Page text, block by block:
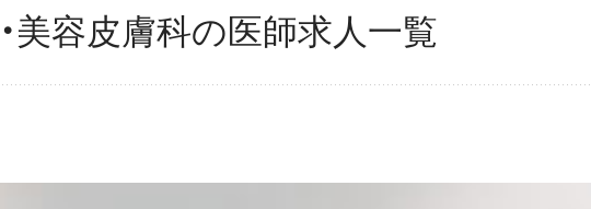
美容皮膚科の医師求人一覧